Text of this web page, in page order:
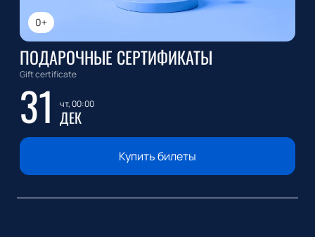
0+
ПОДАРОЧНЫЕ СЕРТИФИКАТЫ
Gift certificate
31 чт, 00:00
ДЕК
Купить билеты